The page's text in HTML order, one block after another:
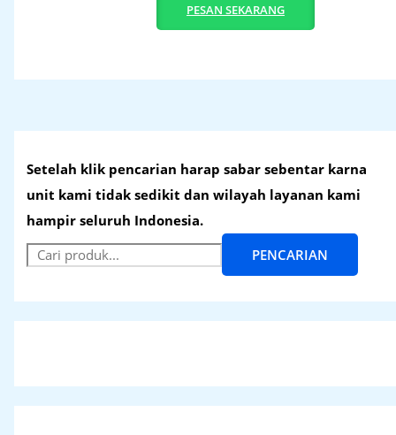
Setelah klik pencarian harap sabar sebentar karna
unit kami tidak sedikit dan wilayah layanan kami
hampir seluruh Indonesia.
PENCARIAN
PESAN SEKARANG